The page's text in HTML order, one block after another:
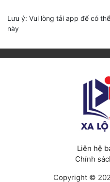
Lưu ý: Vui lòng tải app để có
này
Liên hệ
Chính
Copyright ©